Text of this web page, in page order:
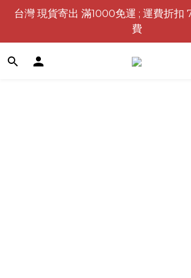
台灣 現貨寄出 滿1000免運 ; 運費折扣
費